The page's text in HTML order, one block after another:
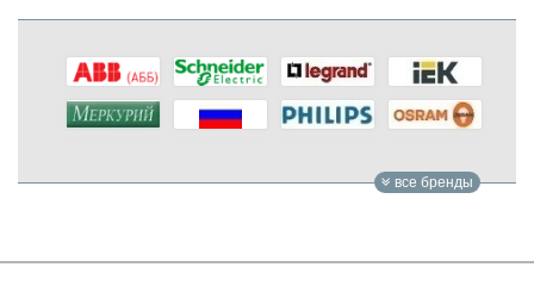
все бренды